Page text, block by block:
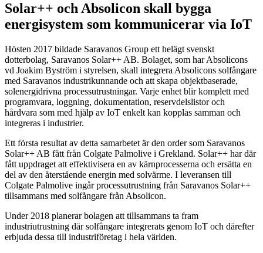
Solar++ och Absolicon skall bygga
energisystem som kommunicerar via IoT
Hösten 2017 bildade Saravanos Group ett helägt svenskt
dotterbolag, Saravanos Solar++ AB. Bolaget, som har Absolicons
vd Joakim Byström i styrelsen, skall integrera Absolicons solfångare
med Saravanos industrikunnande och att skapa objektbaserade,
solenergidrivna processutrustningar. Varje enhet blir komplett med
programvara, loggning, dokumentation, reservdelslistor och
hårdvara som med hjälp av IoT enkelt kan kopplas samman och
integreras i industrier.
Ett första resultat av detta samarbetet är den order som Saravanos
Solar++ AB fått från Colgate Palmolive i Grekland. Solar++ har där
fått uppdraget att effektivisera en av kärnprocesserna och ersätta en
del av den återstående energin med solvärme. I leveransen till
Colgate Palmolive ingår processutrustning från Saravanos Solar++
tillsammans med solfångare från Absolicon.
Under 2018 planerar bolagen att tillsammans ta fram
industriutrustning där solfångare integrerats genom IoT och därefter
erbjuda dessa till industriföretag i hela världen.